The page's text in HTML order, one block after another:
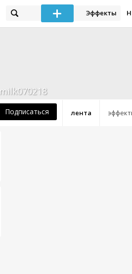
Эффекты
лента
milk070218
Подписаться